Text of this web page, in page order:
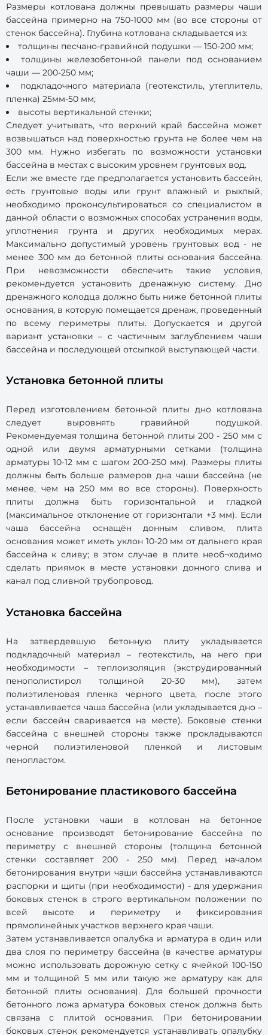
Размеры котлована должны превышать размеры чаши
бассейна примерно на 750-1000 мм (во все стороны от
стенок бассейна). Глубина котлована складывается из:
толщины песчано-гравийной подушки — 150-200 мм;
толщины железобетонной панели под основанием
чаши — 200-250 мм;
подкладочного материала (геотекстиль, утеплитель,
пленка) 25мм-50 мм;
высоты вертикальной стенки;
Следует учитывать, что верхний край бассейна может
возвышаться над поверхностью грунта не более чем на
300 мм. Нужно избегать по возможности установки
бассейна в местах с высоким уровнем грунтовых вод.
Если же вместе где предполагается установить бассейн,
есть грунтовые воды или грунт влажный и рыхлый,
необходимо проконсультироваться со специалистом в
данной области о возможных способах устранения воды,
уплотнения грунта и других необходимых мерах.
Максимально допустимый уровень грунтовых вод - не
менее 300 мм до бетонной плиты основания бассейна.
При невозможности обеспечить такие условия,
рекомендуется установить дренажную систему. Дно
дренажного колодца должно быть ниже бетонной плиты
основания, в которую помещается дренаж, проведенный
по всему периметры плиты. Допускается и другой
вариант установки – с частичным заглублением чаши
бассейна и последующей отсыпкой выступающей части.
Установка бетонной плиты
Перед изготовлением бетонной плиты дно котлована
следует выровнять гравийной подушкой.
Рекомендуемая толщина бетонной плиты 200 - 250 мм с
одной или двумя арматурными сетками (толщина
арматуры 10-12 мм с шагом 200-250 мм). Размеры плиты
должны быть больше размеров дна чаши бассейна (не
менее, чем на 250 мм во все стороны). Поверхность
плиты должна быть горизонтальной и гладкой
(максимальное отклонение от горизонтали +3 мм). Если
чаша бассейна оснащён донным сливом, плита
основания может иметь уклон 10-20 мм от дальнего края
бассейна к сливу; в этом случае в плите необ¬ходимо
сделать приямок в месте установки донного слива и
канал под сливной трубопровод.
Установка бассейна
На затвердевшую бетонную плиту укладывается
подкладочный материал – геотекстиль, на него при
необходимости – теплоизоляция (экструдированный
пенополистирол толщиной 20-30 мм), затем
полиэтиленовая пленка черного цвета, после этого
устанавливается чаша бассейна (или укладывается дно –
если бассейн сваривается на месте). Боковые стенки
бассейна с внешней стороны также прокладываются
черной полиэтиленовой пленкой и листовым
пенопластом.
Бетонирование пластикового бассейна
После установки чаши в котлован на бетонное
основание производят бетонирование бассейна по
периметру с внешней стороны (толщина бетонной
стенки составляет 200 - 250 мм). Перед началом
бетонирования внутри чаши бассейна устанавливаются
распорки и щиты (при необходимости) - для удержания
боковых стенок в строго вертикальном положении по
всей высоте и периметру и фиксирования
прямолинейных участков верхнего края чаши.
Затем устанавливается опалубка и арматура в один или
два слоя по периметру бассейна (в качестве арматуры
можно использовать дорожную сетку с ячейкой 100-150
мм и толщиной 5 мм или такую же арматуру как для
бетонной плиты основания). Для большей прочности
бетонного ложа арматура боковых стенок должна быть
связана с плитой основания. При бетонировании
боковых стенок рекомендуется устанавливать опалубку